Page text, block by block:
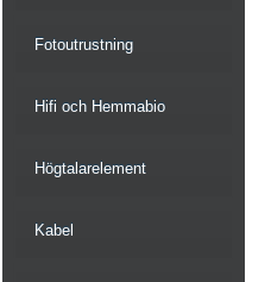
Fotoutrustning
Hifi och Hemmabio
Högtalarelement
Kabel